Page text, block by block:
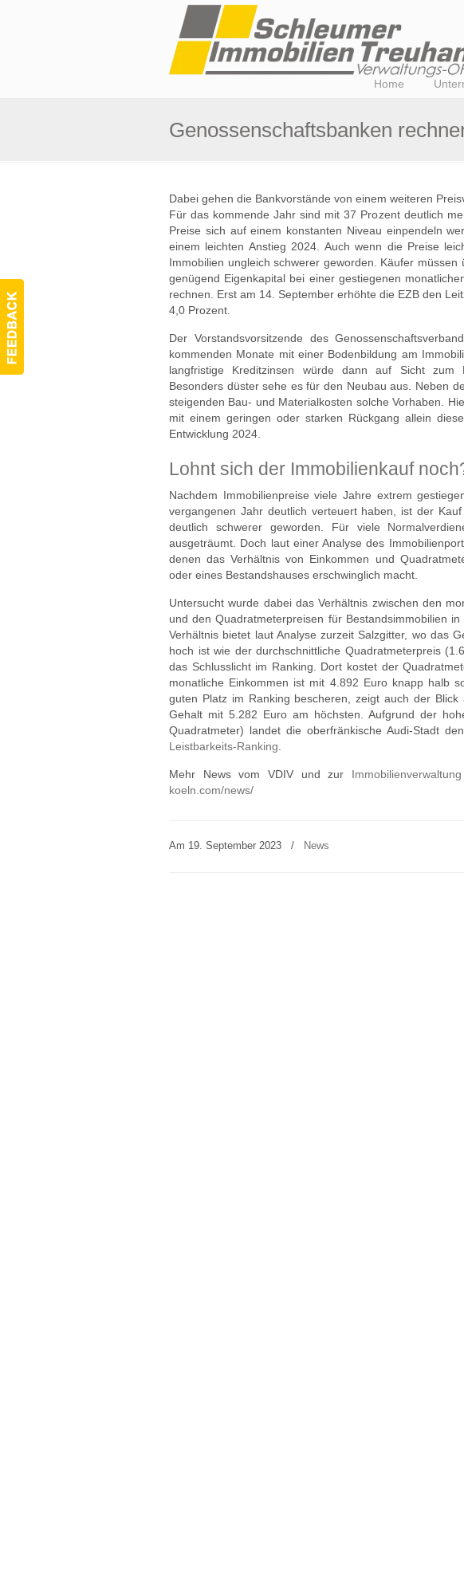
Home
Genossenschaftsbanken
Dabei gehen die Bankvorstände von einem weiteren
Für das kommende Jahr sind mit 37 Prozent deutlich
Preise sich auf einem konstanten Niveau einpendeln
einem leichten Anstieg 2024. Auch wenn die Preise
Immobilien ungleich schwerer geworden. Käufer
genügend Eigenkapital bei einer gestiegenen
rechnen. Erst am 14. September erhöhte die EZB den
4,0 Prozent.
Der Vorstandsvorsitzende des
kommenden Monate mit einer Bodenbildung am
langfristige Kreditzinsen würde dann auf Sicht zum
Besonders düster sehe es für den Neubau aus. Neben
steigenden Bau- und Materialkosten solche Vorhaben.
mit einem geringen oder starken Rückgang allein
Entwicklung 2024.
Lohnt sich der Immobilienkauf
Nachdem Immobilienpreise viele Jahre extrem
vergangenen Jahr deutlich verteuert haben, ist der
deutlich schwerer geworden. Für viele
ausgeträumt. Doch laut einer Analyse des
denen das Verhältnis von Einkommen und
oder eines Bestandshauses erschwinglich macht.
Untersucht wurde dabei das Verhältnis zwischen den
und den Quadratmeterpreisen für Bestandsimmobilien
Verhältnis bietet laut Analyse zurzeit Salzgitter, wo das
hoch ist wie der durchschnittliche Quadratmeterpreis
das Schlusslicht im Ranking. Dort kostet der
monatliche Einkommen ist mit 4.892 Euro knapp halb
guten Platz im Ranking bescheren, zeigt auch der
Gehalt mit 5.282 Euro am höchsten. Aufgrund der
Quadratmeter) landet die oberfränkische Audi-Stadt
Leistbarkeits-Ranking
Mehr News vom VDIV und zur Immobilienverwaltung
koeln.com/news/
Am 19. September 2023 / News